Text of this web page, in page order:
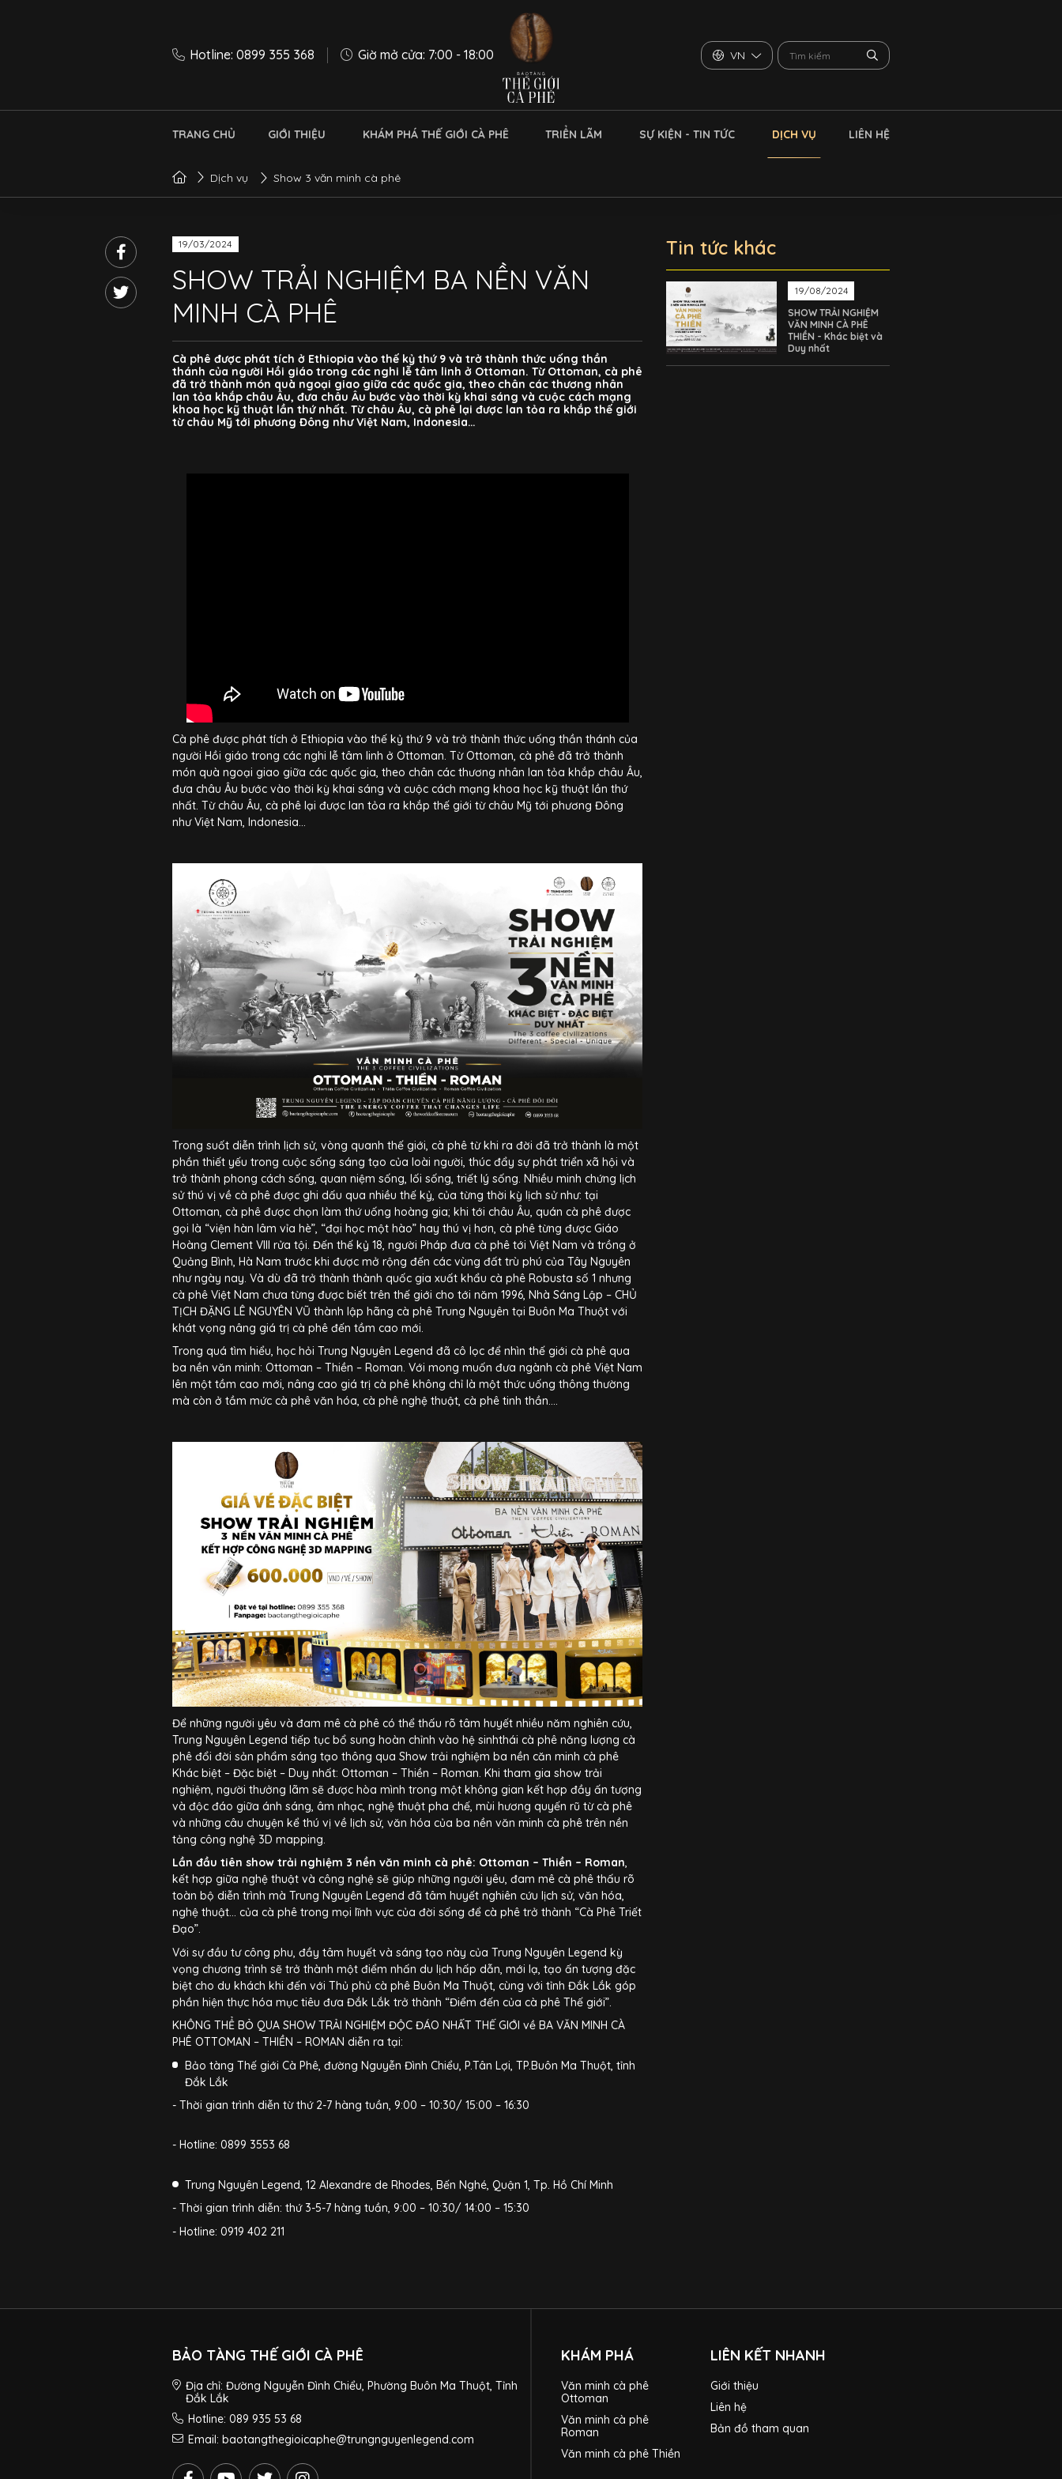
Hotline: 0899 355 368 Giờ mở cửa: 7:00 - 18:00 VN
TRANG CHỦ GIỚI THIỆU KHÁM PHÁ THẾ GIỚI CÀ PHÊ TRIỂN LÃM SỰ KIỆN - TIN TỨC DỊCH VỤ LIÊN HỆ
Dịch vụ Show 3 văn minh cà phê
19/03/2024
SHOW TRẢI NGHIỆM BA NỀN VĂN
MINH CÀ PHÊ
Cà phê được phát tích ở Ethiopia vào thế kỷ thứ 9 và trở thành thức uống thần
thánh của người Hồi giáo trong các nghi lễ tâm linh ở Ottoman. Từ Ottoman, cà phê
đã trở thành món quà ngoại giao giữa các quốc gia, theo chân các thương nhân
lan tỏa khắp châu Âu, đưa châu Âu bước vào thời kỳ khai sáng và cuộc cách mạng
khoa học kỹ thuật lần thứ nhất. Từ châu Âu, cà phê lại được lan tỏa ra khắp thế giới
từ châu Mỹ tới phương Đông như Việt Nam, Indonesia…
Cà phê được phát tích ở Ethiopia vào thế kỷ thứ 9 và trở thành thức uống thần thánh của
người Hồi giáo trong các nghi lễ tâm linh ở Ottoman. Từ Ottoman, cà phê đã trở thành
món quà ngoại giao giữa các quốc gia, theo chân các thương nhân lan tỏa khắp châu Âu,
đưa châu Âu bước vào thời kỳ khai sáng và cuộc cách mạng khoa học kỹ thuật lần thứ
nhất. Từ châu Âu, cà phê lại được lan tỏa ra khắp thế giới từ châu Mỹ tới phương Đông
như Việt Nam, Indonesia…
Trong suốt diễn trình lịch sử, vòng quanh thế giới, cà phê từ khi ra đời đã trở thành là một
phần thiết yếu trong cuộc sống sáng tạo của loài người, thúc đẩy sự phát triển xã hội và
trở thành phong cách sống, quan niệm sống, lối sống, triết lý sống. Nhiều minh chứng lịch
sử thú vị về cà phê được ghi dấu qua nhiều thế kỷ, của từng thời kỳ lịch sử như: tại
Ottoman, cà phê được chọn làm thứ uống hoàng gia; khi tới châu Âu, quán cà phê được
gọi là “viện hàn lâm vỉa hè”, “đại học một hào” hay thú vị hơn, cà phê từng được Giáo
Hoàng Clement VIII rửa tội. Đến thế kỷ 18, người Pháp đưa cà phê tới Việt Nam và trồng ở
Quảng Bình, Hà Nam trước khi được mở rộng đến các vùng đất trù phú của Tây Nguyên
như ngày nay. Và dù đã trở thành thành quốc gia xuất khẩu cà phê Robusta số 1 nhưng
cà phê Việt Nam chưa từng được biết trên thế giới cho tới năm 1996, Nhà Sáng Lập – CHỦ
TỊCH ĐẶNG LÊ NGUYÊN VŨ thành lập hãng cà phê Trung Nguyên tại Buôn Ma Thuột với
khát vọng nâng giá trị cà phê đến tầm cao mới.
Trong quá tìm hiểu, học hỏi Trung Nguyên Legend đã cô lọc để nhìn thế giới cà phê qua
ba nền văn minh: Ottoman – Thiền – Roman. Với mong muốn đưa ngành cà phê Việt Nam
lên một tầm cao mới, nâng cao giá trị cà phê không chỉ là một thức uống thông thường
mà còn ở tầm mức cà phê văn hóa, cà phê nghệ thuật, cà phê tinh thần….
Để những người yêu và đam mê cà phê có thể thấu rõ tâm huyết nhiều năm nghiên cứu,
Trung Nguyên Legend tiếp tục bổ sung hoàn chỉnh vào hệ sinhthái cà phê năng lượng cà
phê đổi đời sản phẩm sáng tạo thông qua Show trải nghiệm ba nền căn minh cà phê
Khác biệt – Đặc biệt – Duy nhất: Ottoman – Thiền – Roman. Khi tham gia show trải
nghiệm, người thưởng lãm sẽ được hòa mình trong một không gian kết hợp đầy ấn tượng
và độc đáo giữa ánh sáng, âm nhạc, nghệ thuật pha chế, mùi hương quyến rũ từ cà phê
và những câu chuyện kể thú vị về lịch sử, văn hóa của ba nền văn minh cà phê trên nền
tảng công nghệ 3D mapping.
Lần đầu tiên show trải nghiệm 3 nền văn minh cà phê: Ottoman – Thiền – Roman,
kết hợp giữa nghệ thuật và công nghệ sẽ giúp những người yêu, đam mê cà phê thấu rõ
toàn bộ diễn trình mà Trung Nguyên Legend đã tâm huyết nghiên cứu lịch sử, văn hóa,
nghệ thuật… của cà phê trong mọi lĩnh vực của đời sống để cà phê trở thành “Cà Phê Triết
Đạo”.
Với sự đầu tư công phu, đầy tâm huyết và sáng tạo này của Trung Nguyên Legend kỳ
vọng chương trình sẽ trở thành một điểm nhấn du lịch hấp dẫn, mới lạ, tạo ấn tượng đặc
biệt cho du khách khi đến với Thủ phủ cà phê Buôn Ma Thuột, cùng với tỉnh Đắk Lắk góp
phần hiện thực hóa mục tiêu đưa Đắk Lắk trở thành “Điểm đến của cà phê Thế giới”.
KHÔNG THỂ BỎ QUA SHOW TRẢI NGHIỆM ĐỘC ĐÁO NHẤT THẾ GIỚI về BA VĂN MINH CÀ
PHÊ OTTOMAN – THIỀN – ROMAN diễn ra tại:
Bảo tàng Thế giới Cà Phê, đường Nguyễn Đình Chiểu, P.Tân Lợi, TP.Buôn Ma Thuột, tỉnh
Đắk Lắk
- Thời gian trình diễn từ thứ 2-7 hàng tuần, 9:00 – 10:30/ 15:00 – 16:30
- Hotline: 0899 3553 68
Trung Nguyên Legend, 12 Alexandre de Rhodes, Bến Nghé, Quận 1, Tp. Hồ Chí Minh
- Thời gian trình diễn: thứ 3-5-7 hàng tuần, 9:00 – 10:30/ 14:00 – 15:30
- Hotline: 0919 402 211
Tin tức khác
19/08/2024
SHOW TRẢI NGHIỆM
VĂN MINH CÀ PHÊ
THIỀN - Khác biệt và
Duy nhất
BẢO TÀNG THẾ GIỚI CÀ PHÊ
Địa chỉ: Đường Nguyễn Đình Chiểu, Phường Buôn Ma Thuột, Tỉnh
Đắk Lắk
Hotline: 089 935 53 68
Email: baotangthegioicaphe@trungnguyenlegend.com
KHÁM PHÁ
Văn minh cà phê
Ottoman
Văn minh cà phê
Roman
Văn minh cà phê Thiền
LIÊN KẾT NHANH
Giới thiệu
Liên hệ
Bản đồ tham quan